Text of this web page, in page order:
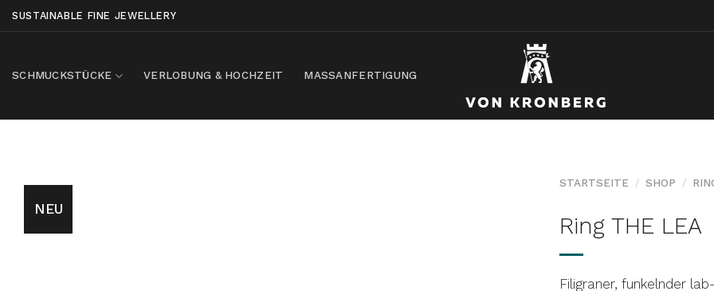
Skip
SUSTAINABLE FINE JEWELLERY
SCHMUCKSTÜCKE VERLOBUNG & HOCHZEIT MASSANFERTIGUNG
NEU
STARTSEITE / SHOP /
Ring THE LEA
Filigraner, funkelnder